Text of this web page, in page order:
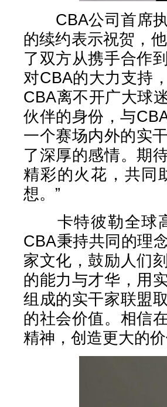
CBA公司首席执
的续约表示祝贺，
了双方从携手合作
对CBA的大力支持
CBA离不开广大球
伙伴的身份，与
一个赛场内外的实
了深厚的感情。期
精彩的火花，共同
想。”
卡特彼勒全球高
CBA秉持共同的理
家文化，鼓励人们
的能力与才华，用
组成的实干家联盟
的社会价值。相信
精神，创造更大的价